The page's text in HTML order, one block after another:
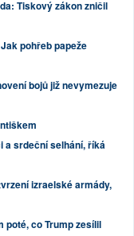
Tiskový zákon zničil
pohřeb papeže
bojů již nevymezuje
a srdeční selhání, říká
izraelské armády,
poté, co Trump zesílil